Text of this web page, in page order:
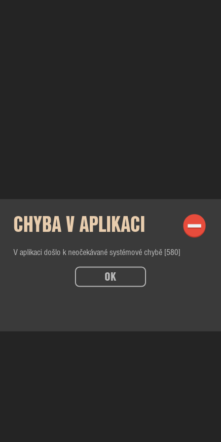
CHYBA V APLIKACI
V aplikaci došlo k neočekávané systémové chybě [580]
OK